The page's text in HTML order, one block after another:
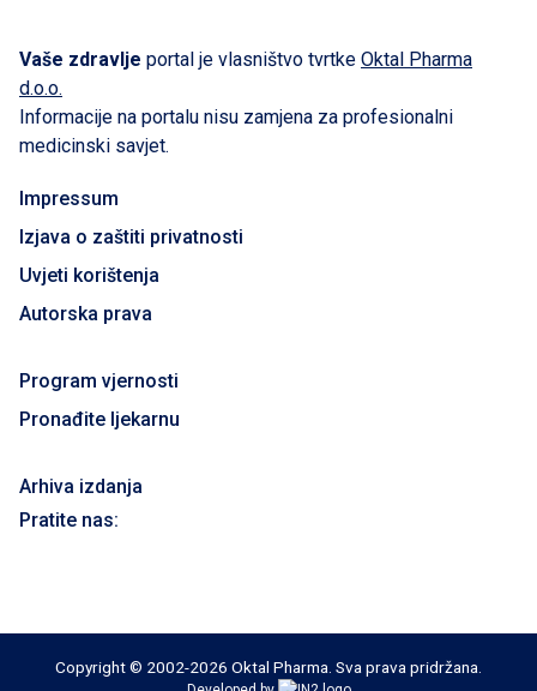
Vaše zdravlje portal je vlasništvo tvrtke Oktal Pharma
d.o.o.
Informacije na portalu nisu zamjena za profesionalni
medicinski savjet.
Impressum
Izjava o zaštiti privatnosti
Uvjeti korištenja
Autorska prava
Program vjernosti
Pronađite ljekarnu
Arhiva izdanja
Pratite nas:
Copyright © 2002-2026 Oktal Pharma. Sva prava pridržana.